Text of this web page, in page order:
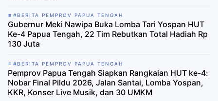
#BERITA PEMPROV PAPUA TENGAH
Di Usia Dini Provinsi, BPD HIPMI Papua Tengah
Apresiasi Gebrakan Meki Nawipa-Deinas Geley Bukan
Sekadar Janji
#BERITA PEMPROV PAPUA TENGAH
Gubernur Meki Nawipa Buka Lomba Tari Yospan HUT
Ke-4 Papua Tengah, 22 Tim Rebutkan Total Hadiah Rp
130 Juta